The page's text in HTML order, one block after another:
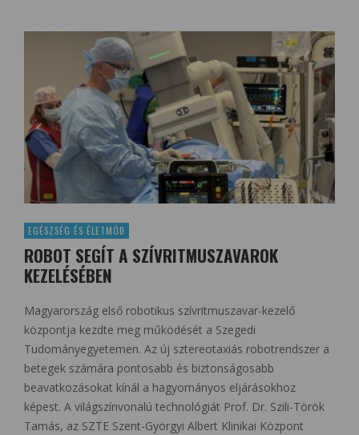
EGÉSZSÉG ÉS ÉLETMÓD
ROBOT SEGÍT A SZÍVRITMUSZAVAROK
KEZELÉSÉBEN
Magyarország első robotikus szívritmuszavar-kezelő
központja kezdte meg működését a Szegedi
Tudományegyetemen. Az új sztereotaxiás robotrendszer a
betegek számára pontosabb és biztonságosabb
beavatkozásokat kínál a hagyományos eljárásokhoz
képest. A világszínvonalú technológiát Prof. Dr. Szili-Török
Tamás, az SZTE Szent-Györgyi Albert Klinikai Központ